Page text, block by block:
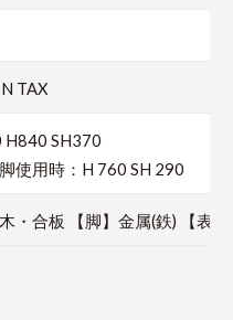
TAX
SH370
使用時：H 760 SH 290
木・合板 【脚】金属(鉄) 【